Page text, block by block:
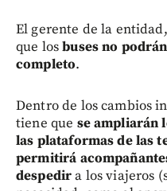
El gerente de la
que losbusesno
completo.
Dentro de los cambios
tiene que se ampliarán
las plataformas de las
permitirá
despedira los viajeros